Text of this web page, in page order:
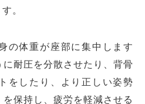
。
の体重が座部に集中します
耐圧を分散させたり、背骨
をしたり、より正しい姿勢
を保持し、疲労を軽減させる